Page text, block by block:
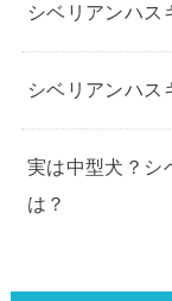
シベリアンハス
シベリアンハス
実は中型犬？シ
は？